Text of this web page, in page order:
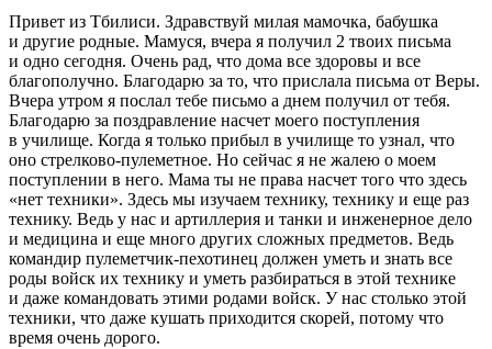
Привет из Тбилиси. Здравствуй милая мамочка, бабушка
и другие родные. Мамуся, вчера я получил 2 твоих письма
и одно сегодня. Очень рад, что дома все здоровы и все
благополучно. Благодарю за то, что прислала письма от Веры.
Вчера утром я послал тебе письмо а днем получил от тебя.
Благодарю за поздравление насчет моего поступления
в училище. Когда я только прибыл в училище то узнал, что
оно стрелково-пулеметное. Но сейчас я не жалею о моем
поступлении в него. Мама ты не права насчет того что здесь
«нет техники». Здесь мы изучаем технику, технику и еще раз
технику. Ведь у нас и артиллерия и танки и инженерное дело
и медицина и еще много других сложных предметов. Ведь
командир пулеметчик-пехотинец должен уметь и знать все
роды войск их технику и уметь разбираться в этой технике
и даже командовать этими родами войск. У нас столько этой
техники, что даже кушать приходится скорей, потому что
время очень дорого.